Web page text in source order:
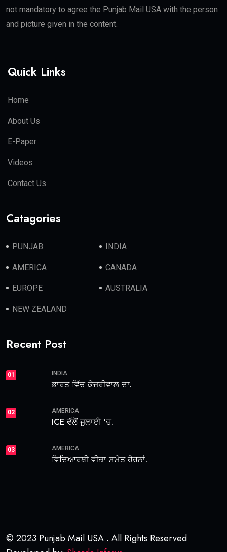
not mandatory to agree the Punjab Mail USA with the person
and picture given in the content.
Quick Links
Home
About Us
E-Paper
Videos
Contact Us
Catagories
PUNJAB INDIA
AMERICA CANADA
EUROPE AUSTRALIA
NEW ZEALAND
Recent Post
01 INDIA
ਭਾਰਤ ਵਿੱਚ ਕੇਜਰੀਵਾਲ ਦਾ.
02 AMERICA
ICE ਵੱਲੋਂ ਜੁਲਾਈ ‘ਚ.
03 AMERICA
ਵਿਦਿਆਰਥੀ ਵੀਜ਼ਾ ਸਮੇਤ ਹੋਰਨਾਂ.
© 2023 Punjab Mail USA . All Rights Reserved